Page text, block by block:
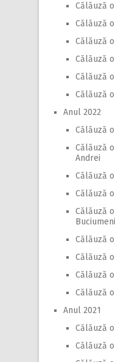
Călăuză
Călăuză
Călăuză
Călăuză
Călăuză
Călăuză
Anul 2022
Călăuză
Călăuză
Andrei
Călăuză
Călăuză
Călăuză
Buciumeni
Călăuză
Călăuză
Călăuză
Călăuză
Anul 2021
Călăuză
Călăuză